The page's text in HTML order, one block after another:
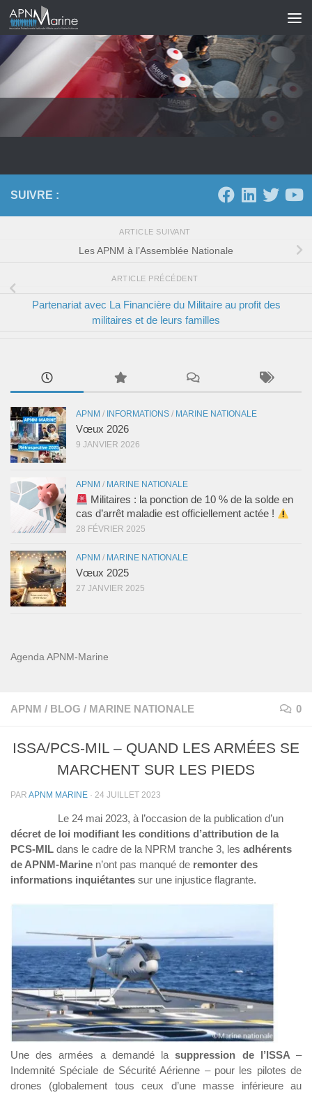
Skip to content
APNM / BLOG / MARINE NATIONALE 0
ISSA/PCS-MIL – QUAND LES ARMÉES SE
MARCHENT SUR LES PIEDS
PAR APNM MARINE · 24 JUILLET 2023
Le 24 mai 2023, à l’occasion de la publication d’un
décret de loi modifiant les conditions d’attribution de la
PCS-MIL dans le cadre de la NPRM tranche 3, les adhérents
de APNM-Marine n’ont pas manqué de remonter des
informations inquiétantes sur une injustice flagrante.
Une des armées a demandé la suppression de l’ISSA–
Indemnité Spéciale de Sécurité Aérienne – pour les pilotes de
drones (globalement tous ceux d’une masse inférieure au
SUIVRE :
ARTICLE SUIVANT
Les APNM à l’Assemblée Nationale
ARTICLE PRÉCÉDENT
Partenariat avec La Financière du Militaire au profit des
militaires et de leurs familles
APNM / INFORMATIONS / MARINE NATIONALE
Vœux 2026
9 JANVIER 2026
APNM / MARINE NATIONALE
Militaires : la ponction de 10 % de la solde en
cas d’arrêt maladie est officiellement actée !
28 FÉVRIER 2025
APNM / MARINE NATIONALE
Vœux 2025
27 JANVIER 2025
Agenda APNM-Marine